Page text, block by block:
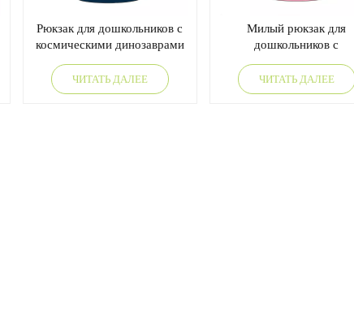
Рюкзак для дошкольников с
космическими динозаврами
ЧИТАТЬ ДАЛЕЕ
Милый рюкзак для
дошкольников с
и удобный для детей.
ЧИТАТЬ ДАЛЕЕ